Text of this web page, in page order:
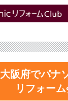
大阪府でパナ
リフォー